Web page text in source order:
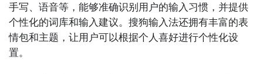
手写、语音等，能够准确识别用户的输入习惯，并提供
个性化的词库和输入建议。搜狗输入法还拥有丰富的表
情包和主题，让用户可以根据个人喜好进行个性化设
置。